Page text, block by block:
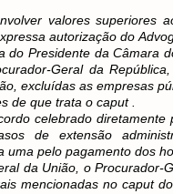
valores superiores
autorização do
do Presidente da Câmara
Geral da
excluídas as empresas
de que trata o caput .
celebrado
de extensão
uma pelo pagamento dos
da União, o
mencionadas no caput